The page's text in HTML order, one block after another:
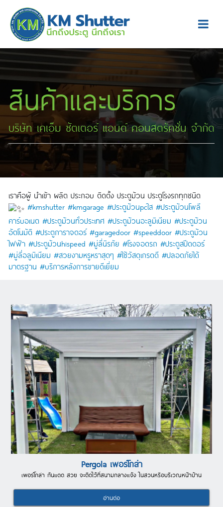
สินค้าและบริการ
บริษัท เคเอ็ม ซัตเตอร์ แอนด์ คอนสตรัคชั่น จำกัด
เราคือผู้ นำเข้า ผลิต ประกอบ ติดตั้ง ประตูม้วน ประตูโรงรถทุกชนิด
#kmshutter #kmgarage #ประตูม้วนpcใส #ประตูม้วนโพลี
คาร์บอเนต #ประตูม้วนทั่วประเทศ #ประตูม้วนอะลูมิเนียม #ประตูม้วน
อัตโนมัติ #ประตูการาจดอร์ #garagedoor #speeddoor #ประตูม้วน
ไฟฟ้า #ประตูม้วนhispeed #มู่ลี่นิรภัย #โรงจอดรถ #ประตูสปีดดอร์
#มู่ลี่อลูมิเนียม #สวยงามหรูหราสุดๆ #ใช้วัสดุเกรดดี #ปลอดภัยได้
มาตรฐาน #บริการหลังการขายดีเยี่ยม
Pergola เพอร์โกล่า
เพอร์โกล่า กันแดด สวย จะติดไว้ที่สนามกลางแจ้ง ในสวนหรือบริเวณหน้าบ้าน
อ่านต่อ